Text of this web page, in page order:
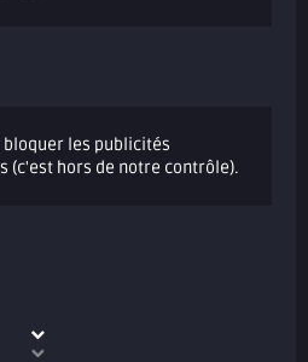
bloquer les publicités
(c'est hors de notre contrôle).